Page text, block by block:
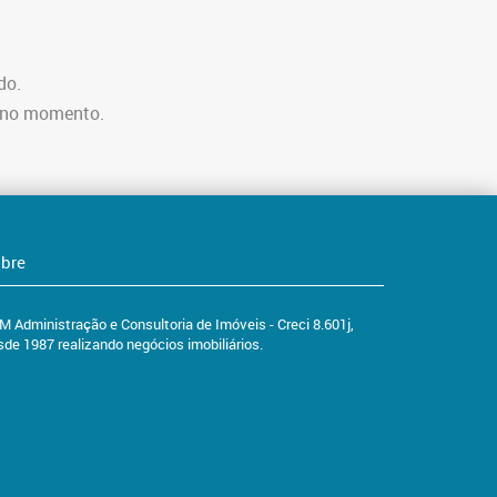
momento.
Administração e Consultoria de Imóveis - Creci 8.601j,
1987 realizando negócios imobiliários.